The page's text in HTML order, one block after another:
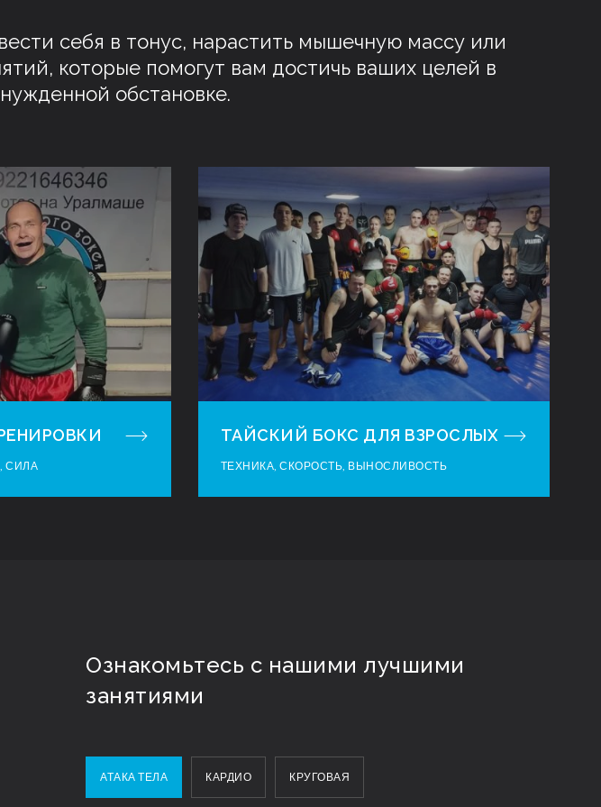
себя в тонус, нарастить мышечную массу или
которые помогут вам достичь ваших целей в
обстановке.
СИЛА
ТАЙСКИЙ БОКС ДЛЯ ВЗРОСЛЫХ
ТЕХНИКА, СКОРОСТЬ, ВЫНОСЛИВОСТЬ
Ознакомьтесь с нашими лучшими
занятиями
АТАКА ТЕЛА КАРДИО КРУГОВАЯ